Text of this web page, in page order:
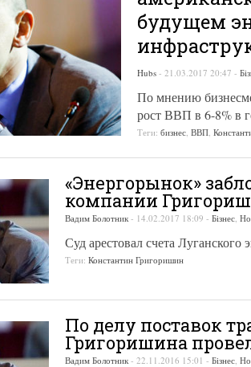
будущем
Hubs - 21.03.2017 20:47 -
По мнению
рост ВВП в 6-8% в
Теги: бизнес, ВВП,
«Энергорынок»
компании
Вадим Болотник - 14.02.2017 18:09 - Бізнес,
Суд арестовал счета Луганского
Теги: Константин Григоришин
По делу поставок
Григоришина
Вадим Болотник - 22.11.2016 15:01 - Бізнес,